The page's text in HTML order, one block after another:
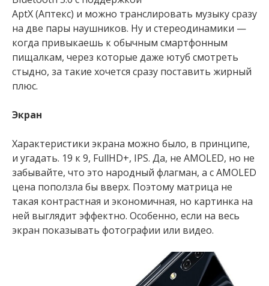
AptX (Аптекс) и можно транслировать музыку сразу
на две пары наушников. Ну и стереодинамики —
когда привыкаешь к обычным смартфонным
пищалкам, через которые даже ютуб смотреть
стыдно, за такие хочется сразу поставить жирный
плюс.
Экран
Характеристики экрана можно было, в принципе,
и угадать. 19 к 9, FullHD+, IPS. Да, не AMOLED, но не
забывайте, что это народный флагман, а с AMOLED
цена поползла бы вверх. Поэтому матрица не
такая контрастная и экономичная, но картинка на
ней выглядит эффектно. Особенно, если на весь
экран показывать фотографии или видео.